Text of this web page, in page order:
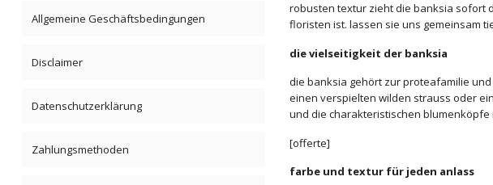
Allgemeine Geschäftsbedingungen
Disclaimer
Datenschutzerklärung
Zahlungsmethoden
robusten textur zieht die banksia sofort
floristen ist. lassen sie uns gemeinsam
die vielseitigkeit der banksia
die banksia gehört zur proteafamilie
einen verspielten wilden strauss oder
und die charakteristischen
[offerte]
farbe und textur für jeden anlass